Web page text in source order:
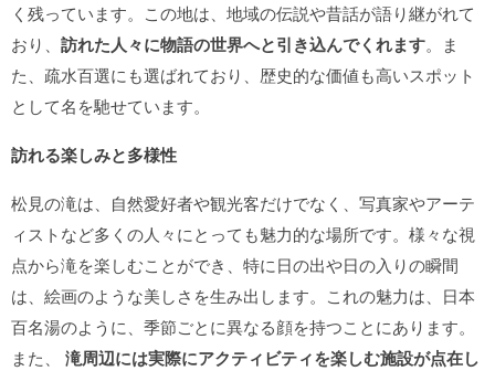
く残っています。この地は、地域の伝説や昔話が語り継がれて
おり、 訪れた人々に物語の世界へと引き込んでくれます。ま
た、疏水百選にも選ばれており、歴史的な価値も高いスポット
として名を馳せています。
訪れる楽しみと多様性
松見の滝は、自然愛好者や観光客だけでなく、写真家やアーテ
ィストなど多くの人々にとっても魅力的な場所です。様々な視
点から滝を楽しむことができ、特に日の出や日の入りの瞬間
は、絵画のような美しさを生み出します。これの魅力は、日本
百名湯のように、季節ごとに異なる顔を持つことにあります。
また、 滝周辺には実際にアクティビティを楽しむ施設が点在し